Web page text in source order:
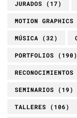
JURADOS (17)
MOTION GRAPHICS
MÚSICA (32)
PORTFOLIOS (190)
RECONOCIMIENTOS
SEMINARIOS (19)
TALLERES (106)